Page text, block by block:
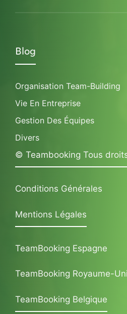
Blog
Organisation Team-Building
Vie En Entreprise
Gestion Des Équipes
Divers
© Teambooking Tous
Conditions Générales
Mentions Légales
TeamBooking Espagne
TeamBooking Royaume-Uni
TeamBooking Belgique